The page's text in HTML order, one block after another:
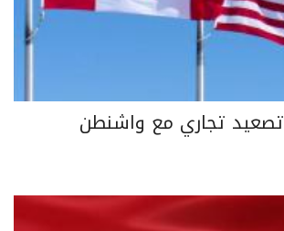
تجاري مع واشنطن